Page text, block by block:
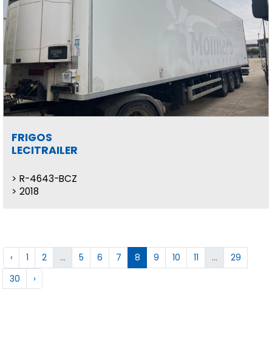
FRIGOS
LECITRAILER
R-4643-BCZ
2018
‹ 1 2 ... 5 6 7 8 9 10 11 ...
29
30
›